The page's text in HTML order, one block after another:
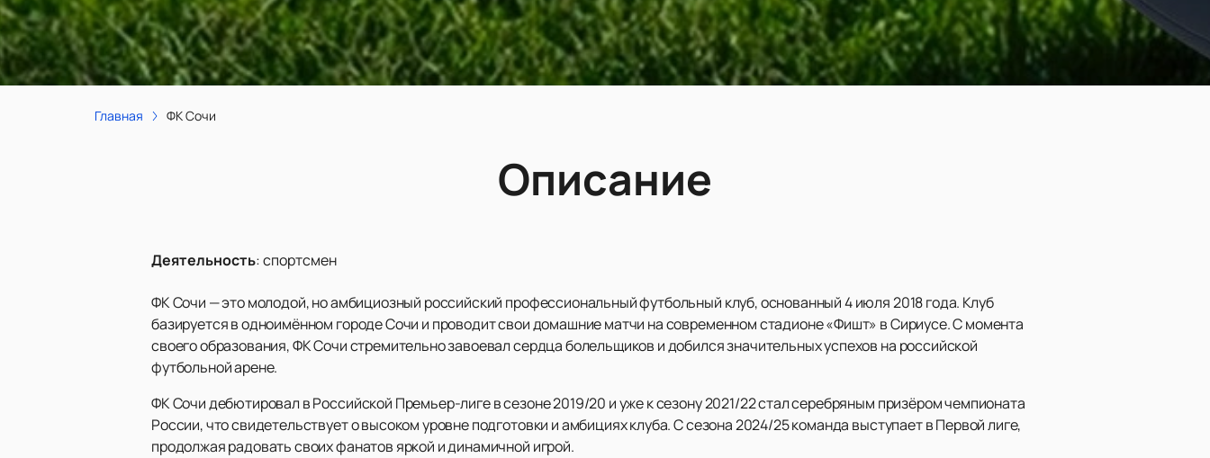
Главная ФК Сочи
Описание
Деятельность:спортсмен
ФК Сочи — это молодой, но амбициозный российский профессиональный футбольный клуб, основанный 4 июля 2018 года. Клуб
базируется в одноимённом городе Сочи и проводит свои домашние матчи на современном стадионе «Фишт» в Сириусе. С момента
своего образования, ФК Сочи стремительно завоевал сердца болельщиков и добился значительных успехов на российской
футбольной арене.
ФК Сочи дебютировал в Российской Премьер-лиге в сезоне 2019/20 и уже к сезону 2021/22 стал серебряным призёром чемпионата
России, что свидетельствует о высоком уровне подготовки и амбициях клуба. С сезона 2024/25 команда выступает в Первой лиге,
продолжая радовать своих фанатов яркой и динамичной игрой.